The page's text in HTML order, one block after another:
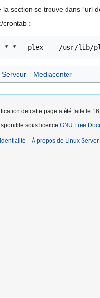
la section se trouve dans l'url
crontab :
*   plex    /usr/lib/
Serveur Mediacenter
de cette page a été faite le
sous licence GNU Free
À propos de Linux Server